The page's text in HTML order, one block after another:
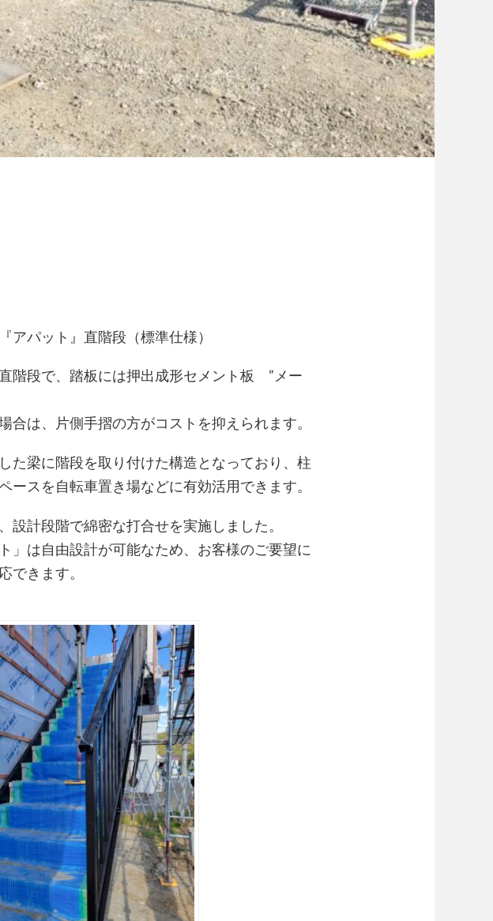
アパット』直階段（標準仕様）
階段で、踏板には押出成形セメント板 ”メー
合は、片側手摺の方がコストを抑えられます。
た梁に階段を取り付けた構造となっており、柱
ースを自転車置き場などに有効活用できます。
設計段階で綿密な打合せを実施しました。
」は自由設計が可能なため、お客様のご要望に
できます。